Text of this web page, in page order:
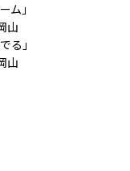
ム」
山
でる」
山